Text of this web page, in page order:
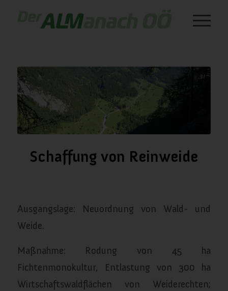
Schaffung von Reinweide
Ausgangslage: Neuordnung von Wald- und
Weide.
Maßnahme: Rodung von 45 ha
Fichtenmonokultur, Entlastung von 300 ha
Wirtschaftswaldflächen von Weiderechten;